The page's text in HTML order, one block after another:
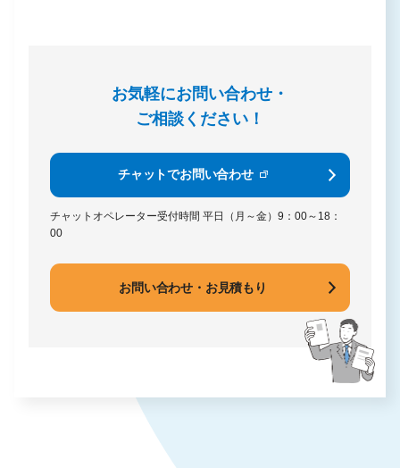
お気軽にお問い合わせ・
ご相談ください！
チャットでお問い合わせ
チャットオペレーター受付時間 平日（月～金）9：00～18：
00
お問い合わせ・お見積もり